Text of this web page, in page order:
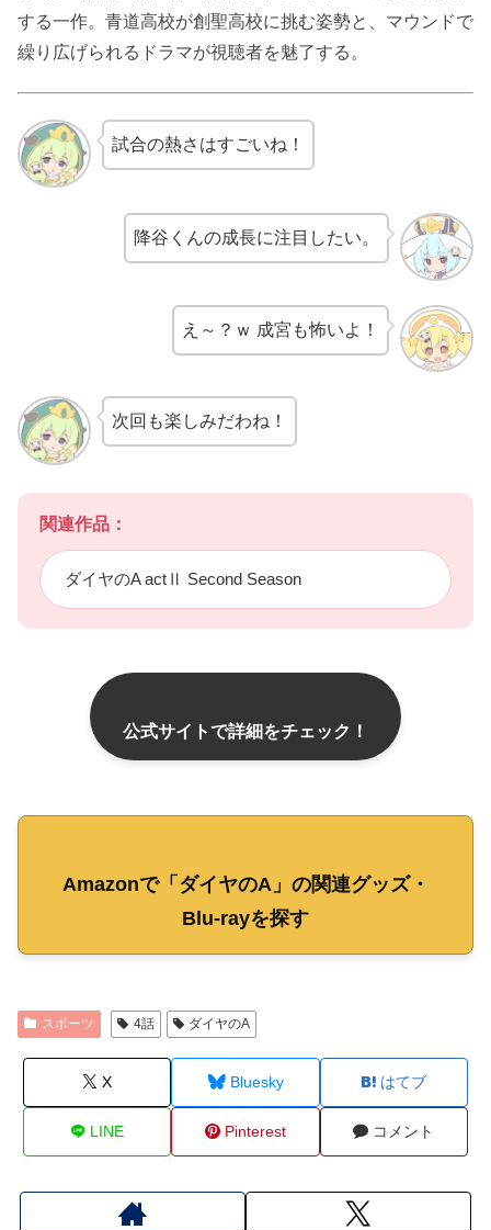
する一作。青道高校が創聖高校に挑む姿勢と、マウンドで
繰り広げられるドラマが視聴者を魅了する。
試合の熱さはすごいね！
降谷くんの成長に注目したい。
え～？ｗ 成宮も怖いよ！
次回も楽しみだわね！
関連作品：
ダイヤのA actⅡ Second Season
公式サイトで詳細をチェック！
Amazonで「ダイヤのA」の関連グッズ・
Blu-rayを探す
スポーツ 4話 ダイヤのA
X Bluesky はてブ
LINE Pinterest コメント